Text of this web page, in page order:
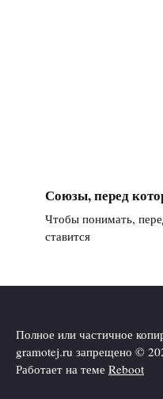
Союзы, перед
Чтобы понимать,
ставится
Полное или частичное
gramotej.ru запрещено ©
Работает на теме Reboot